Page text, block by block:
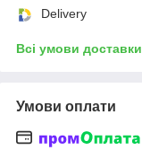
Delivery
Всі умови доставки
Умови оплати